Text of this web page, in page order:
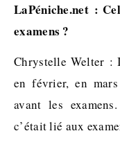
LaPéniche.net :
examens ?
Chrystelle Welter :
en février, en
avant les
c’était lié aux